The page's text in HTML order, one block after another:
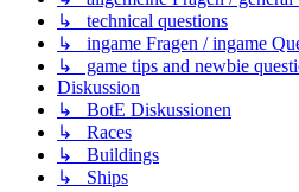
↳ technical questions
↳ ingame Fragen / ingame
↳ game tips and newbie
Diskussion
↳ BotE Diskussionen
↳ Races
↳ Buildings
↳ Ships